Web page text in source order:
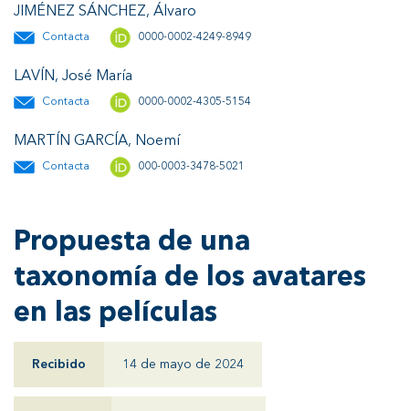
JIMÉNEZ SÁNCHEZ, Álvaro
Contacta 0000-0002-4249-8949
LAVÍN, José María
Contacta 0000-0002-4305-5154
MARTÍN GARCÍA, Noemí
Contacta 000-0003-3478-5021
Propuesta de una
taxonomía de los avatares
en las películas
Recibido 14 de mayo de 2024